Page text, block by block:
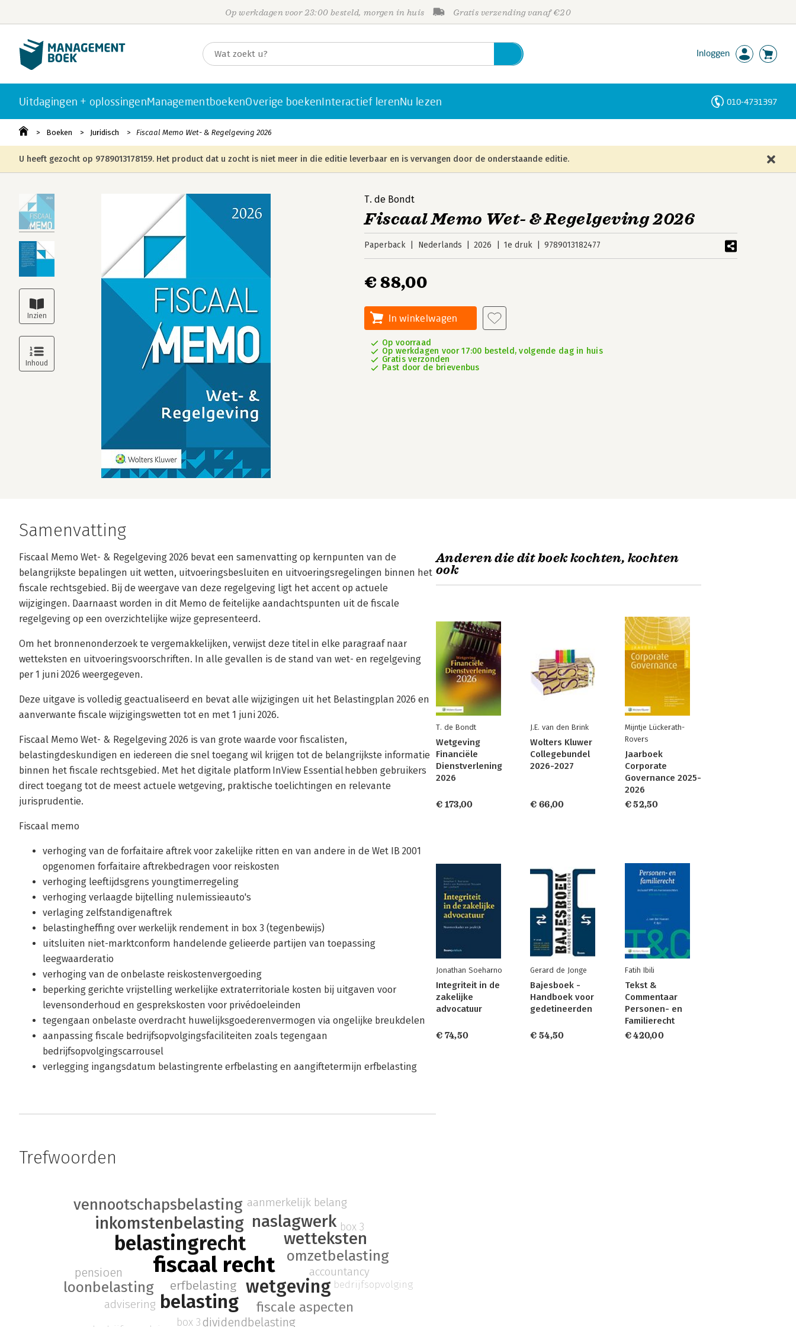
Op werkdagen voor 23:00 besteld, morgen in huis Gratis verzending vanaf €20
Inloggen
Uitdagingen + oplossingenManagementboekenOverige boekenInteractief lerenNu lezen 010-4731397
Boeken Juridisch Fiscaal Memo Wet- & Regelgeving 2026
U heeft gezocht op 9789013178159. Het product dat u zocht is niet meer in die editie leverbaar en is vervangen door de onderstaande editie.
T. de Bondt
Fiscaal Memo Wet- & Regelgeving 2026
Paperback Nederlands 2026 1e druk 9789013182477
€ 88,00
In winkelwagen
Op voorraad
Op werkdagen voor 17:00 besteld, volgende dag in huis
Gratis verzonden
Past door de brievenbus
Samenvatting
Fiscaal Memo Wet- & Regelgeving 2026 bevat een samenvatting op kernpunten van de
belangrijkste bepalingen uit wetten, uitvoeringsbesluiten en uitvoeringsregelingen binnen het
fiscale rechtsgebied. Bij de weergave van deze regelgeving ligt het accent op actuele
wijzigingen. Daarnaast worden in dit Memo de feitelijke aandachtspunten uit de fiscale
regelgeving op een overzichtelijke wijze gepresenteerd.
Om het bronnenonderzoek te vergemakkelijken, verwijst deze titel in elke paragraaf naar
wetteksten en uitvoeringsvoorschriften. In alle gevallen is de stand van wet- en regelgeving
per 1 juni 2026 weergegeven.
Deze uitgave is volledig geactualiseerd en bevat alle wijzigingen uit het Belastingplan 2026 en
aanverwante fiscale wijzigingswetten tot en met 1 juni 2026.
Fiscaal Memo Wet- & Regelgeving 2026 is van grote waarde voor fiscalisten,
belastingdeskundigen en iedereen die snel toegang wil krijgen tot de belangrijkste informatie
binnen het fiscale rechtsgebied. Met het digitale platform InView Essential hebben gebruikers
direct toegang tot de meest actuele wetgeving, praktische toelichtingen en relevante
jurisprudentie.
Fiscaal memo
verhoging van de forfaitaire aftrek voor zakelijke ritten en van andere in de Wet IB 2001
opgenomen forfaitaire aftrekbedragen voor reiskosten
verhoging leeftijdsgrens youngtimerregeling
verhoging verlaagde bijtelling nulemissieauto's
verlaging zelfstandigenaftrek
belastingheffing over werkelijk rendement in box 3 (tegenbewijs)
uitsluiten niet-marktconform handelende gelieerde partijen van toepassing
leegwaarderatio
verhoging van de onbelaste reiskostenvergoeding
beperking gerichte vrijstelling werkelijke extraterritoriale kosten bij uitgaven voor
levensonderhoud en gesprekskosten voor privédoeleinden
tegengaan onbelaste overdracht huwelijksgoederenvermogen via ongelijke breukdelen
aanpassing fiscale bedrijfsopvolgingsfaciliteiten zoals tegengaan
bedrijfsopvolgingscarrousel
verlegging ingangsdatum belastingrente erfbelasting en aangiftetermijn erfbelasting
Trefwoorden
fiscaal recht
belastingrecht
wetgeving
belasting
inkomstenbelasting naslagwerk
wetteksten
vennootschapsbelasting
omzetbelasting
fiscale aspecten
loonbelasting
dividendbelasting
erfbelasting
aanmerkelijk belang
advisering
accountancy
pensioen
bedrijfsopvolging
box 3
box 3
Anderen die dit boek kochten, kochten
ook
T. de Bondt
Wetgeving
Financiële
Dienstverlening
2026
€ 173,00
J.E. van den Brink
Wolters Kluwer
Collegebundel
2026-2027
€ 66,00
Mijntje Lückerath-
Rovers
Jaarboek
Corporate
Governance 2025-
2026
€ 52,50
Jonathan Soeharno
Integriteit in de
zakelijke
advocatuur
€ 74,50
Gerard de Jonge
Bajesboek -
Handboek voor
gedetineerden
€ 54,50
Fatih Ibili
Tekst &
Commentaar
Personen- en
Familierecht
€ 420,00
Personen
Trefwoorden